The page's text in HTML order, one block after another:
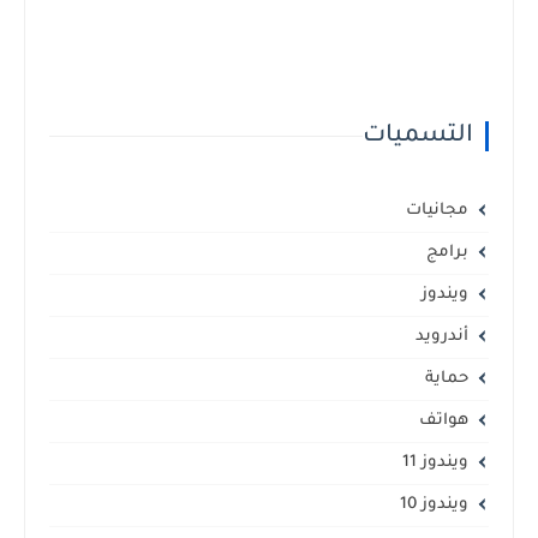
التسميات
مجانيات
برامج
ويندوز
أندرويد
حماية
هواتف
ويندوز 11
ويندوز 10